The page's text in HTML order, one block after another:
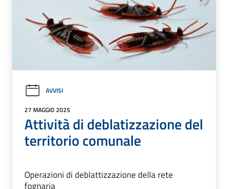
AVVISI
27 MAGGIO 2025
Attività di deblatizzazione del
territorio comunale
Operazioni di deblattizzazione della rete
fognaria